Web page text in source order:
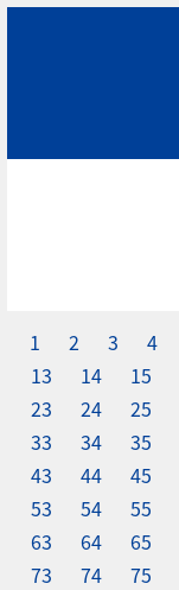
1 2 3 4
13
14 15
23
24 25
33
34 35
43
44 45
53
54 55
63
64 65
73
74 75